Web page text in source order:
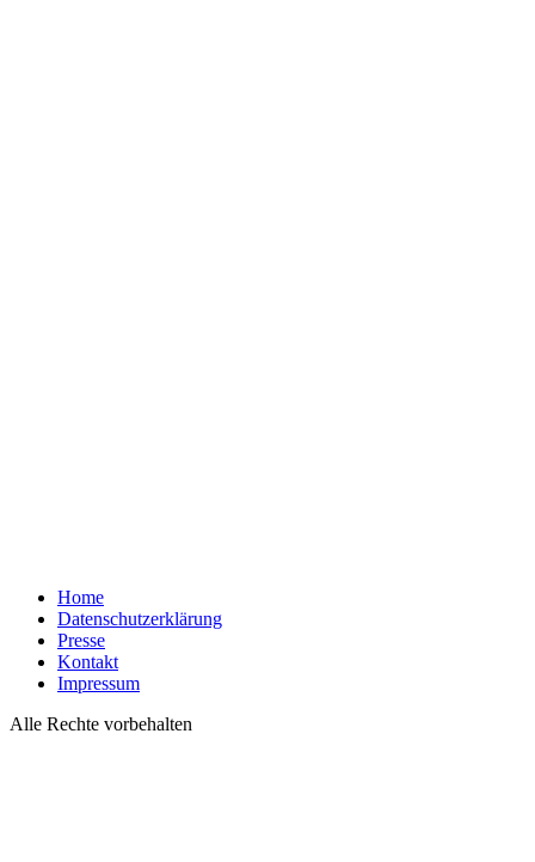
Home
Datenschutzerklärung
Presse
Kontakt
Impressum
Alle Rechte vorbehalten